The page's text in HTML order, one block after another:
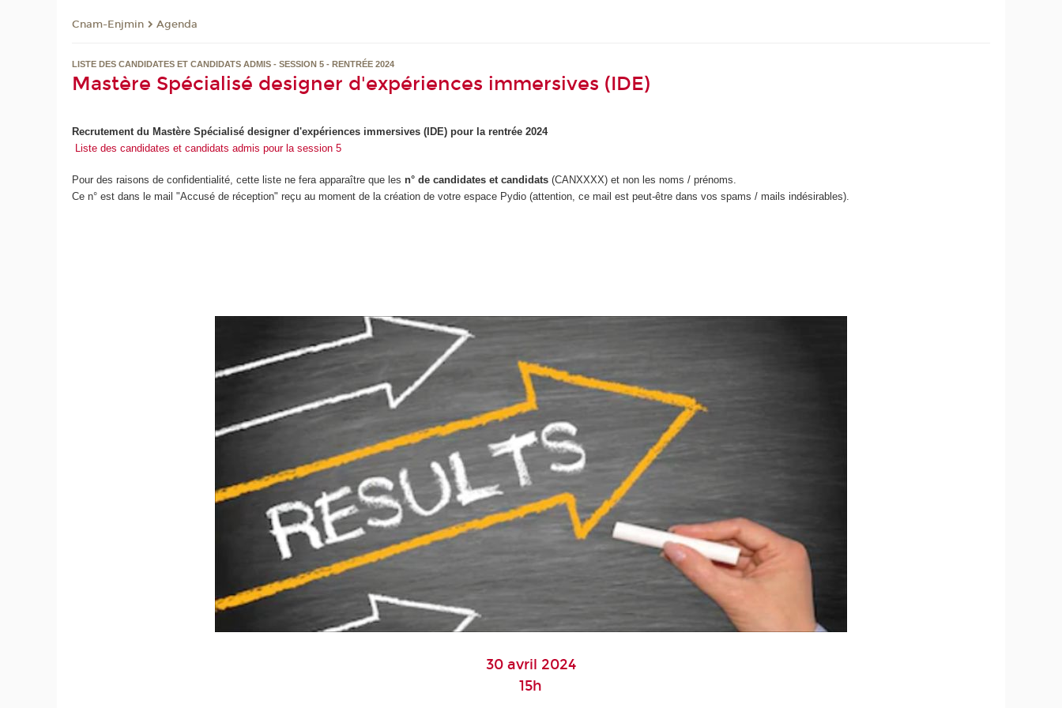
Cnam-Enjmin Agenda
LISTE DES CANDIDATES ET CANDIDATS ADMIS - SESSION 5 - RENTRÉE 2024
Mastère Spécialisé designer d'expériences immersives (IDE)
Recrutement du Mastère Spécialisé designer d'expériences immersives (IDE) pour la rentrée 2024
Liste des candidates et candidats admis pour la session 5
Pour des raisons de confidentialité, cette liste ne fera apparaître que lesn° de candidates et candidats (CANXXXX) et non les noms / prénoms.
Ce n° est dans le mail "Accusé de réception" reçu au moment de la création de votre espace Pydio (attention, ce mail est peut-être dans vos spams / mails indésirables).
30 avril 2024
15h